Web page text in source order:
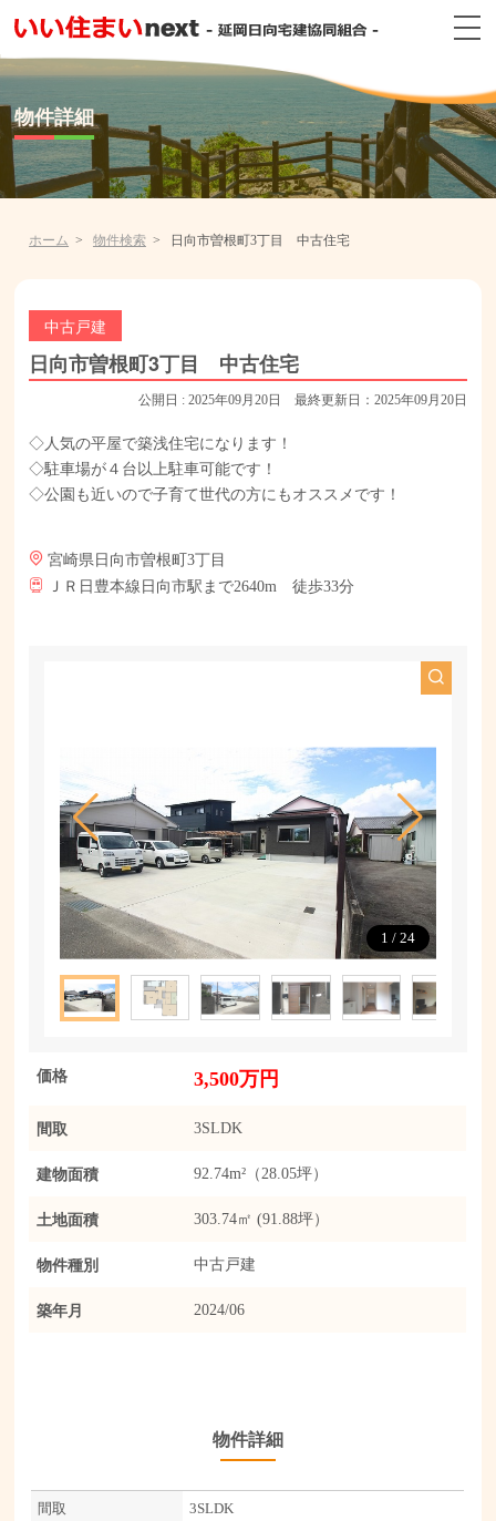
物件詳細
ホーム 物件検索 日向市曽根町3丁目 中古住宅
中古戸建
日向市曽根町3丁目 中古住宅
公開日 : 2025年09月20日 最終更新日：2025年09月20日
◇人気の平屋で築浅住宅になります！
◇駐車場が４台以上駐車可能です！
◇公園も近いので子育て世代の方にもオススメです！
宮崎県日向市曽根町3丁目
ＪＲ日豊本線日向市駅まで2640m 徒歩33分
1 /24
価格 3,500万円
間取 3SLDK
建物面積 92.74m²（28.05坪）
土地面積 303.74㎡ (91.88坪）
物件種別 中古戸建
築年月 2024/06
物件詳細
間取 3SLDK